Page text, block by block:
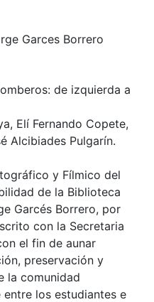
Garces Borrero
de izquierda a
Elí Fernando Copete,
Alcibiades Pulgarín.
y Fílmico del
de la Biblioteca
Garcés Borrero, por
con la Secretaria
el fin de aunar
preservación y
la comunidad
entre los estudiantes e